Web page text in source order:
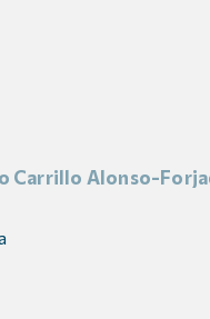
Carrillo Alonso-